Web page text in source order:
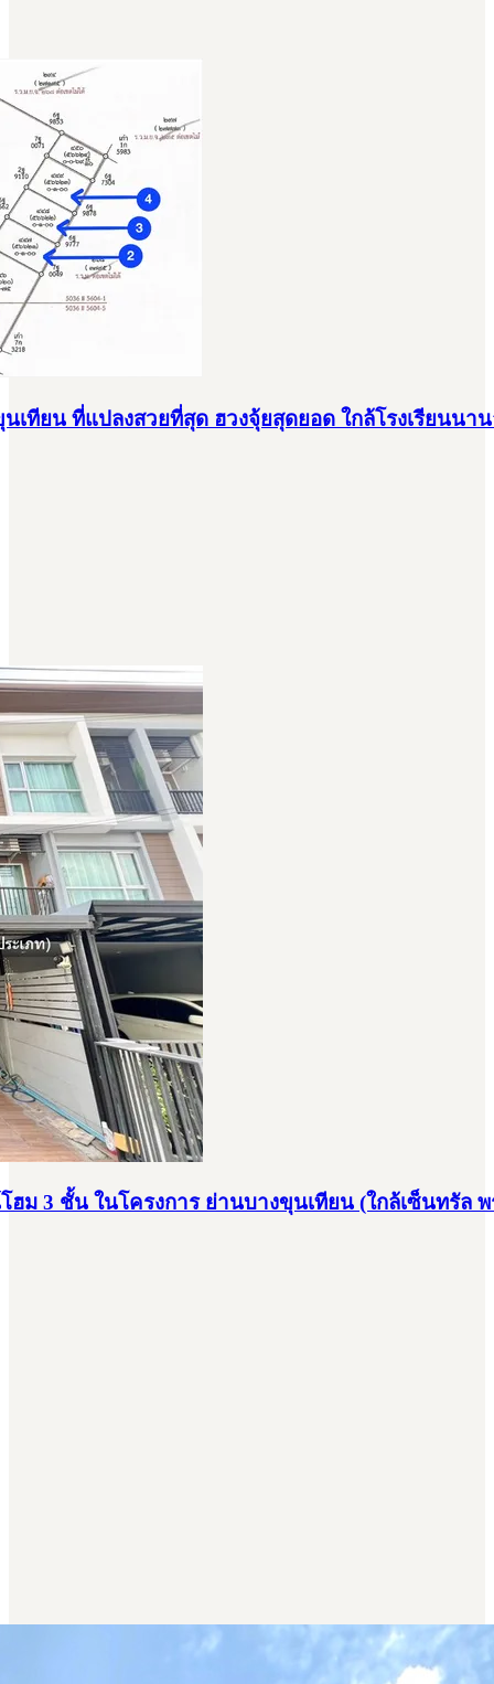
เทียน ที่แปลงสวยที่สุด ฮวงจุ้ยสุดยอด ใกล้โรงเรียนนา
ม 3 ชั้น ในโครงการ ย่านบางขุนเทียน (ใกล้เซ็นทรัล